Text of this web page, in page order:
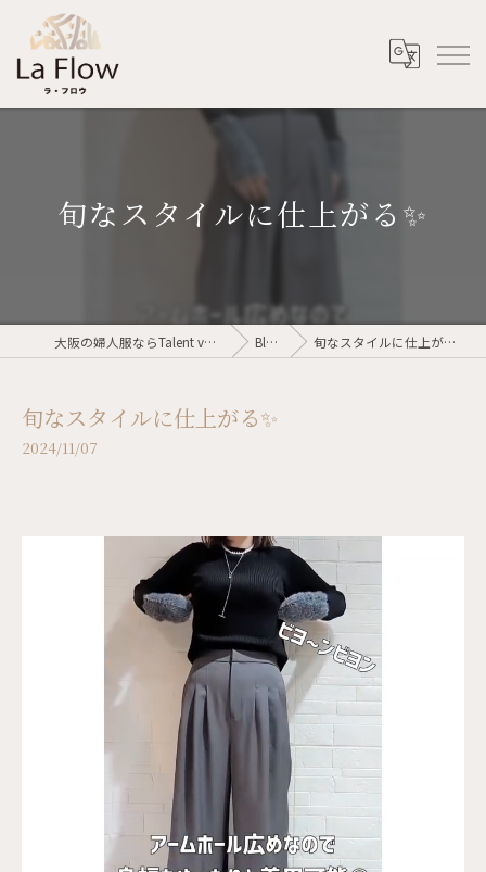
旬なスタイルに仕上がる✨
大阪の婦人服ならTalent voler Blog 旬なスタイルに仕上がる✨
旬なスタイルに仕上がる✨
2024/11/07